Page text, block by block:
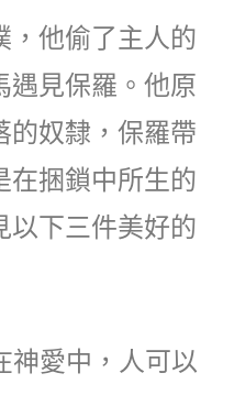
，他偷了主人的
遇見保羅。他原
的奴隸，保羅帶
在捆鎖中所生的
以下三件美好的
神愛中，人可以